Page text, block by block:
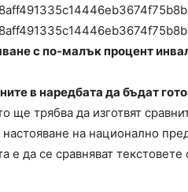
с по-малък процент
в наредбата да бъдат
ще трябва да изготвят
на национално
е да се сравняват